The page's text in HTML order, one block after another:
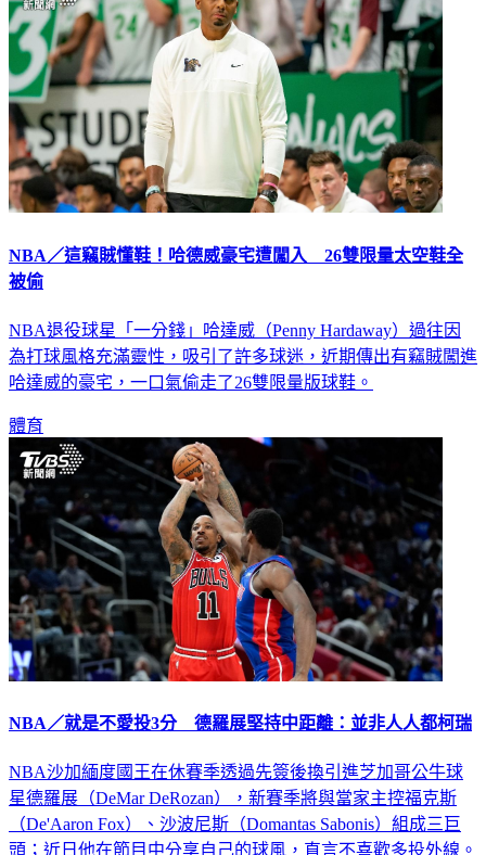
NBA／這竊賊懂鞋！哈德威豪宅遭闖入 26雙限量太空鞋全
被偷
NBA退役球星「一分錢」哈達威（Penny Hardaway）過往因
為打球風格充滿靈性，吸引了許多球迷，近期傳出有竊賊闖進
哈達威的豪宅，一口氣偷走了26雙限量版球鞋。
體育
NBA／就是不愛投3分 德羅展堅持中距離：並非人人都柯瑞
NBA沙加緬度國王在休賽季透過先簽後換引進芝加哥公牛球
星德羅展（DeMar DeRozan），新賽季將與當家主控福克斯
（De'Aaron Fox）、沙波尼斯（Domantas Sabonis）組成三巨
頭；近日他在節目中分享自己的球風，直言不喜歡多投外線。